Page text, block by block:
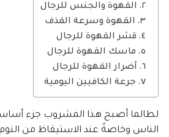
القهوة والجنس للرجال
القهوة وسرعة القذف
قشر القهوة للرجال
ماسك القهوة للرجال
أضرار القهوة للرجال
جرعة الكافيين اليومية
لطالما أصبح هذا المشروب جزء
الناس وخاصةً عند الاستيقاظ من